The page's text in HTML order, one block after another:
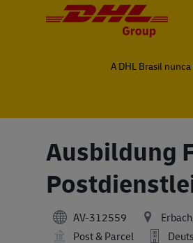
A DHL Brasil
Ausbildung
AV-312559
Post & Parcel